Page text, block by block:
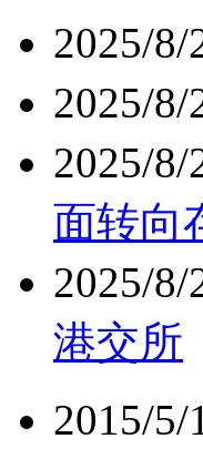
2025/8/
2025/8/
2025/8/
面转向
2025/8/
港交所
2015/5/